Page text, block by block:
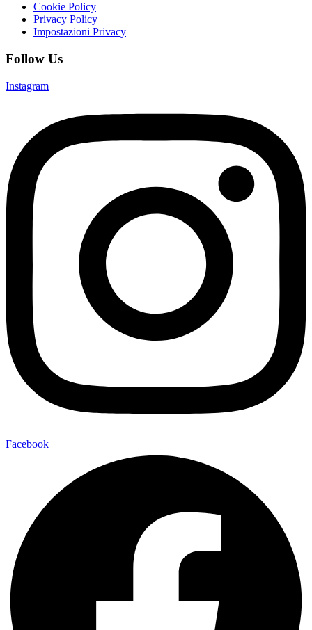
Cookie Policy
Privacy Policy
Impostazioni Privacy
Follow Us
Instagram
Facebook